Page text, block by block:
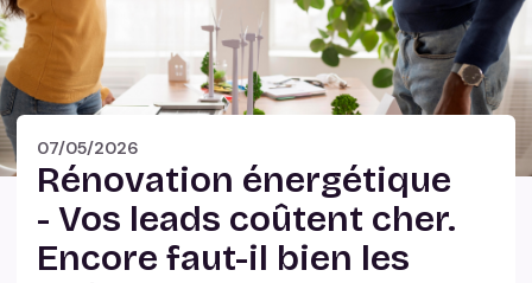
07/05/2026
Rénovation énergétique
- Vos leads coûtent cher.
Encore faut-il bien les